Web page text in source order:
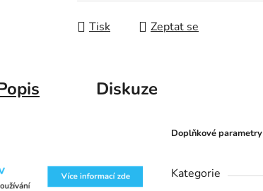
Tisk
Zeptat se
Diskuze
Doplňkové parametry
Kategorie